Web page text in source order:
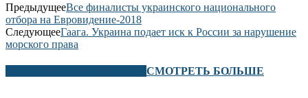
ПредыдущееВсе финалисты украинского национального
отбора на Евровидение-2018
СледующееГаага. Украина подает иск к России за нарушение
морского права
СМОТРЕТЬ БОЛЬШЕ